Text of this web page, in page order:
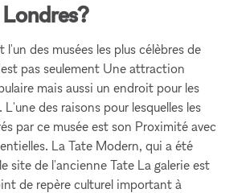
l'un des musées les plus célèbres de
pas seulement Une attraction
mais aussi un endroit pour les
des raisons pour lesquelles les
par ce musée est son Proximité avec
La Tate Modern, qui a été
site de l'ancienne Tate La galerie est
de repère culturel important à